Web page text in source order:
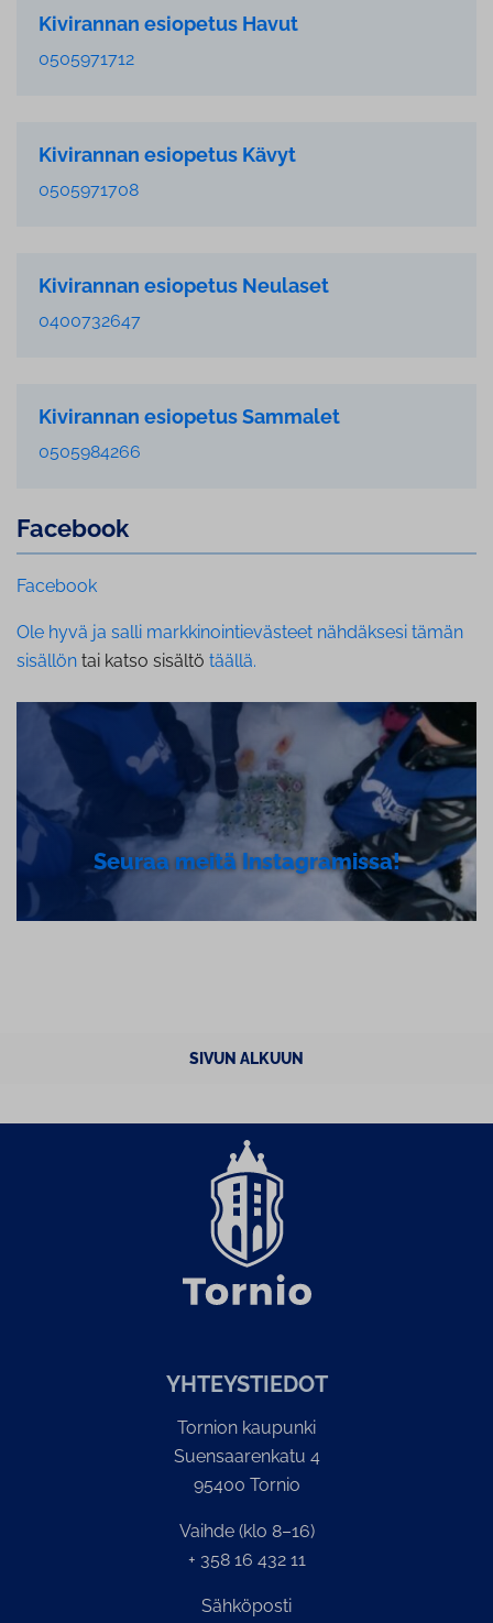
Kivirannan esiopetus Havut
0505971712
Kivirannan esiopetus Kävyt
0505971708
Kivirannan esiopetus Neulaset
0400732647
Kivirannan esiopetus Sammalet
0505984266
Facebook
Facebook
Ole hyvä ja salli markkinointievästeet nähdäksesi tämän
sisällön tai katso sisältö täällä.
Seuraa meitä Ins­tagra­mis­sa!
SIVUN ALKUUN
YH­TEYS­TIE­DOT
Tornion kaupunki
Suensaarenkatu 4
95400 Tornio
Vaihde (klo 8–16)
+ 358 16 432 11
Sähköposti